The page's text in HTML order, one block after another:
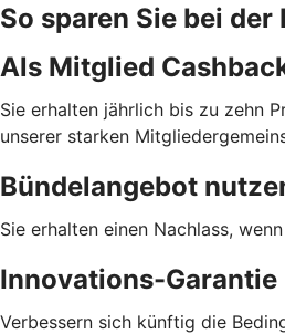
So sparen Sie bei
Als Mitglied
Sie erhalten jährlich bis zu zehn
unserer starken
Bündelangebot
Sie erhalten einen Nachlass,
Innovations-Garantie
Verbessern sich künftig die